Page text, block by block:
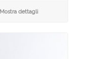
Mostra dettagli